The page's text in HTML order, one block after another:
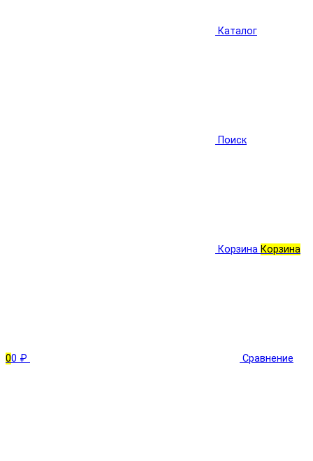
Каталог
Поиск
Корзина Корзина
00 ₽ Сравнение